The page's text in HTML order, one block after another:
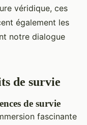
véridique, ces
également les
notre dialogue
de survie
de survie
fascinante